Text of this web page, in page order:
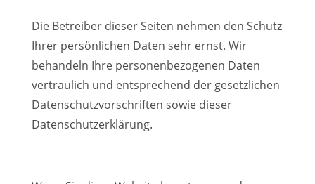
Die Betreiber dieser Seiten nehmen den Schutz
Ihrer persönlichen Daten sehr ernst. Wir
behandeln Ihre personenbezogenen Daten
vertraulich und entsprechend der gesetzlichen
Datenschutzvorschriften sowie dieser
Datenschutzerklärung.